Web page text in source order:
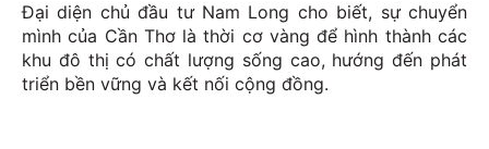
Đại diện chủ đầu tư Nam Long cho biết, sự chuyển
mình của Cần Thơ là thời cơ vàng để hình thành các
khu đô thị có chất lượng sống cao, hướng đến phát
triển bền vững và kết nối cộng đồng.